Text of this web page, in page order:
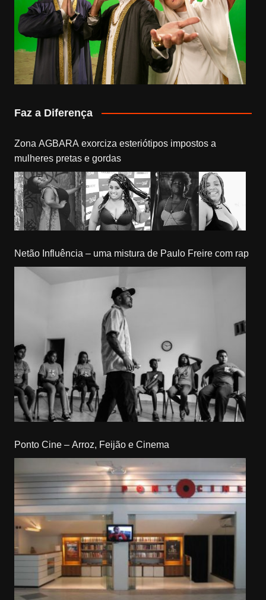
Faz a Diferença
Zona AGBARA exorciza esteriótipos impostos a
mulheres pretas e gordas
Netão Influência – uma mistura de Paulo Freire com rap
Ponto Cine – Arroz, Feijão e Cinema